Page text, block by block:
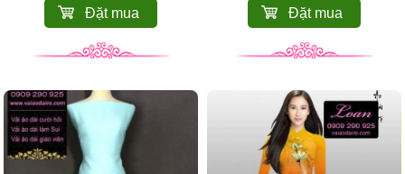
Đặt mua Đặt mua